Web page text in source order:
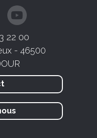
22 00
- 46500